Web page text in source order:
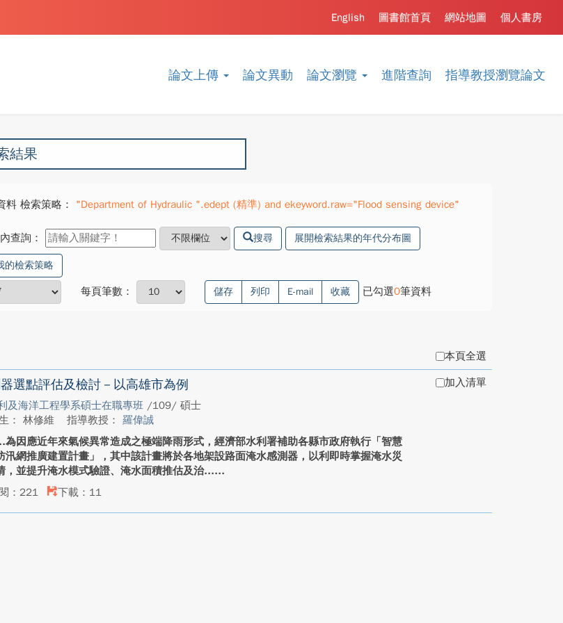
論文上傳 論文異動 論文瀏覽 進階查詢 指導教授瀏覽論文
個人書房
網站地圖
圖書館首頁
English
結果
料 檢索策略：
"Department of Hydraulic ".edept (精準) and ekeyword.raw="Flood sensing device"
查詢：
搜尋 展開檢索結果的年代分布圖
的檢索策略
每頁筆數： 儲存 列印 E-mail 收藏 已勾選0筆資料
本頁全選
選點評估及檢討－以高雄市為例
及海洋工程學系碩士在職專班 /109/ 碩士
： 林修維
指導教授： 羅偉誠
為因應近年來氣候異常造成之極端降雨形式，經濟部水利署補助各縣市政府執行「智慧
汛網推廣建置計畫」，其中該計畫將於各地架設路面淹水感測器，以利即時掌握淹水災
，並提升淹水模式驗證、淹水面積推估及治...
：221
下載：11
加入清單